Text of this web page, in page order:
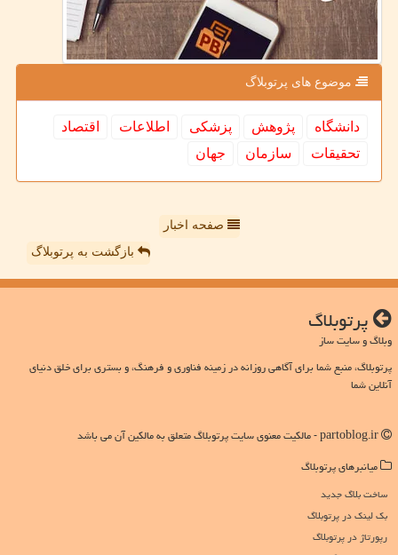
موضوع های پرتوبلاگ
دانشگاه پژوهش پزشكی اطلاعات
اقتصاد
تحقیقات
سازمان جهان
صفحه اخبار
بازگشت به پرتوبلاگ
پرتوبلاگ
وبلاگ و سایت ساز
پرتوبلاگ، منبع شما برای آگاهی روزانه در زمینه فناوری و فرهنگ، و بستری برای خلق دنیای
آنلاین شما
میانبرهای پرتوبلاگ
ساخت بلاگ جدید
بک لینک در پرتوبلاگ
رپورتاژ در پرتوبلاگ